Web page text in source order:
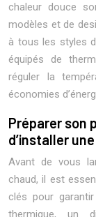
chaleur douce
modèles et de
à tous les styles
équipés de
réguler la
économies
Préparer son
d’installer une
Avant de vous
chaud, il est
clés pour
thermique, un